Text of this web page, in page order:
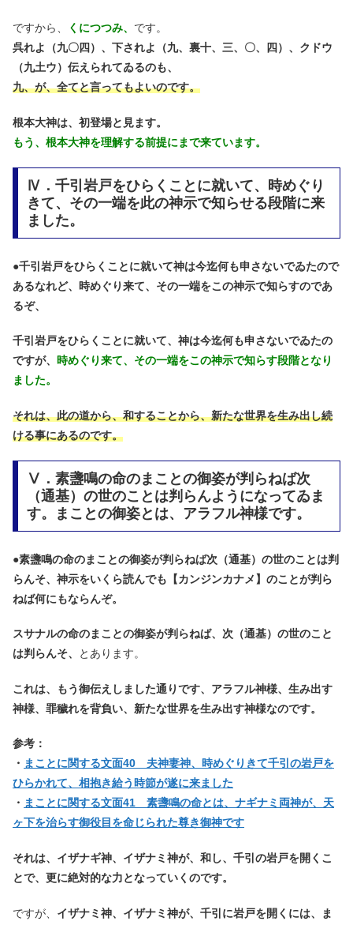
ですから、 くにつつみ、 です。
呉れよ（九〇四）、下されよ（九、裏十、三、〇、四）、クドウ
（九土ウ）伝えられてゐるのも、
九、が、全てと言ってもよいのです。
根本大神は、初登場と見ます。
もう、根本大神を理解する前提にまで来ています。
Ⅳ．千引岩戸をひらくことに就いて、時めぐり
きて、その一端を此の神示で知らせる段階に来
ました。
●千引岩戸をひらくことに就いて神は今迄何も申さないでゐたので
あるなれど、時めぐり来て、その一端をこの神示で知らすのであ
るぞ、
千引岩戸をひらくことに就いて、神は今迄何も申さないでゐたの
ですが、 時めぐり来て、その一端をこの神示で知らす段階となり
ました。
それは、此の道から、和することから、新たな世界を生み出し続
ける事にあるのです。
Ⅴ．素盞鳴の命のまことの御姿が判らねば次
（通基）の世のことは判らんようになってゐま
す。まことの御姿とは、アラフル神様です。
●素盞鳴の命のまことの御姿が判らねば次（通基）の世のことは判
らんそ、神示をいくら読んでも【カンジンカナメ】のことが判ら
ねば何にもならんぞ。
スサナルの命のまことの御姿が判らねば、次（通基）の世のこと
は判らんそ、
とあります。
これは、もう御伝えしました通りです、アラフル神様、生み出す
神様、罪穢れを背負い、新たな世界を生み出す神様なのです。
参考：
・ まことに関する文面40 夫神妻神、時めぐりきて千引の岩戸を
ひらかれて、相抱き給う時節が遂に来ました
・ まことに関する文面41 素盞鳴の命とは、ナギナミ両神が、天
ヶ下を治らす御役目を命じられた尊き御神です
それは、イザナギ神、イザナミ神が、和し、千引の岩戸を開くこ
とで、更に絶対的な力となっていくのです。
ですが、 イザナミ神、イザナミ神が、千引に岩戸を開くには、ま